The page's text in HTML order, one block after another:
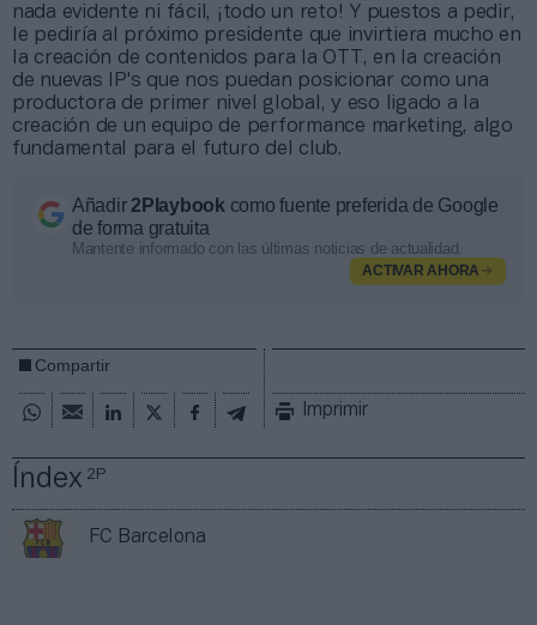
Índex2P
FC Barcelona
nada evidente ni fácil, ¡todo un reto! Y puestos a pedir,
le pediría al próximo presidente que invirtiera mucho en
la creación de contenidos para la OTT, en la creación
de nuevas IP's que nos puedan posicionar como una
productora de primer nivel global, y eso ligado a la
creación de un equipo de performance marketing, algo
fundamental para el futuro del club.
Añadir2Playbook como fuente preferida de Google
de forma gratuita
Mantente informado con las últimas noticias de actualidad.
ACTIVAR AHORA
Compartir
Imprimir